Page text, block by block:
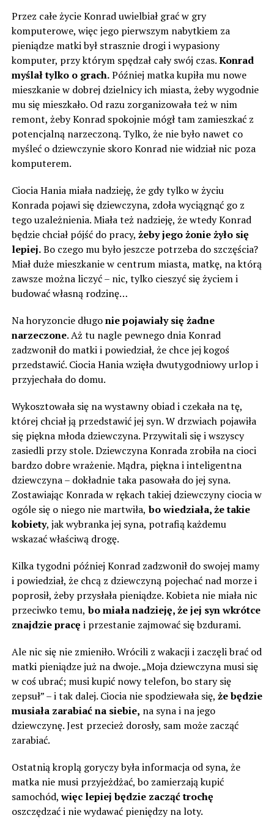
Przez całe życie Konrad uwielbiał grać w gry
komputerowe, więc jego pierwszym nabytkiem za
pieniądze matki był strasznie drogi i wypasiony
komputer, przy którym spędzał cały swój czas.Konrad
myślał tylko o grach.Później matka kupiła mu nowe
mieszkanie w dobrej dzielnicy ich miasta, żeby wygodnie
mu się mieszkało. Od razu zorganizowała też w nim
remont, żeby Konrad spokojnie mógł tam zamieszkać z
potencjalną narzeczoną. Tylko, że nie było nawet co
myśleć o dziewczynie skoro Konrad nie widział nic poza
komputerem.
Ciocia Hania miała nadzieję, że gdy tylko w życiu
Konrada pojawi się dziewczyna, zdoła wyciągnąć go z
tego uzależnienia. Miała też nadzieję, że wtedy Konrad
będzie chciał pójść do pracy, żeby jego żonie żyło się
lepiej.Bo czego mu było jeszcze potrzeba do szczęścia?
Miał duże mieszkanie w centrum miasta, matkę, na którą
zawsze można liczyć – nic, tylko cieszyć się życiem i
budować własną rodzinę…
Na horyzoncie długonie pojawiały się żadne
narzeczone. Aż tu nagle pewnego dnia Konrad
zadzwonił do matki i powiedział, że chce jej kogoś
przedstawić. Ciocia Hania wzięła dwutygodniowy urlop i
przyjechała do domu.
Wykosztowała się na wystawny obiad i czekała na tę,
której chciał ją przedstawić jej syn. W drzwiach pojawiła
się piękna młoda dziewczyna. Przywitali się i wszyscy
zasiedli przy stole. Dziewczyna Konrada zrobiła na cioci
bardzo dobre wrażenie. Mądra, piękna i inteligentna
dziewczyna – dokładnie taka pasowała do jej syna.
Zostawiając Konrada w rękach takiej dziewczyny ciocia w
ogóle się o niego nie martwiła, bo wiedziała, że takie
kobiety, jak wybranka jej syna, potrafią każdemu
wskazać właściwą drogę.
Kilka tygodni później Konrad zadzwonił do swojej mamy
i powiedział, że chcą z dziewczyną pojechać nad morze i
poprosił, żeby przysłała pieniądze. Kobieta nie miała nic
przeciwko temu, bo miała nadzieję, że jej syn wkrótce
znajdzie pracę i przestanie zajmować się bzdurami.
Ale nic się nie zmieniło. Wrócili z wakacji i zaczęli brać od
matki pieniądze już na dwoje. „Moja dziewczyna musi się
w coś ubrać; musi kupić nowy telefon, bo stary się
zepsuł” – i tak dalej. Ciocia nie spodziewała się, że będzie
musiała zarabiać na siebie, na syna i na jego
dziewczynę. Jest przecież dorosły, sam może zacząć
zarabiać.
Ostatnią kroplą goryczy była informacja od syna, że ​​
matka nie musi przyjeżdżać, bo zamierzają kupić
samochód,więc lepiej będzie zacząć trochę
oszczędzać i nie wydawać pieniędzy na loty.